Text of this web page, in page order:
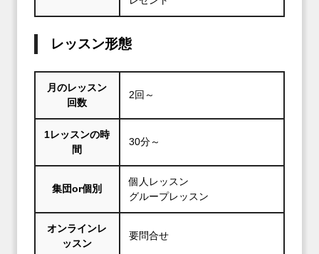
レッスン形態
月のレッスン
回数
2回～
1レッスンの時
間
30分～
集団or個別
個人レッスン
グループレッスン
オンラインレ
ッスン
要問合せ